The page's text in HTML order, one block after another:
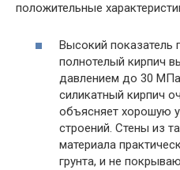
положительные
Высокий показатель
полнотелый кирпич
давлением до 30
силикатный кирпич
объясняет хорошую
строений. Стены из
материала
грунта, и не